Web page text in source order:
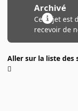
Archivé
Ce sujet est
recevoir de
Aller sur la liste des